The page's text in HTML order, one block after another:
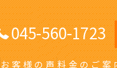
045-560-1723
お客様の声料金のご案